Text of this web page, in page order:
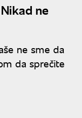
ne
ne sme da
da sprečite